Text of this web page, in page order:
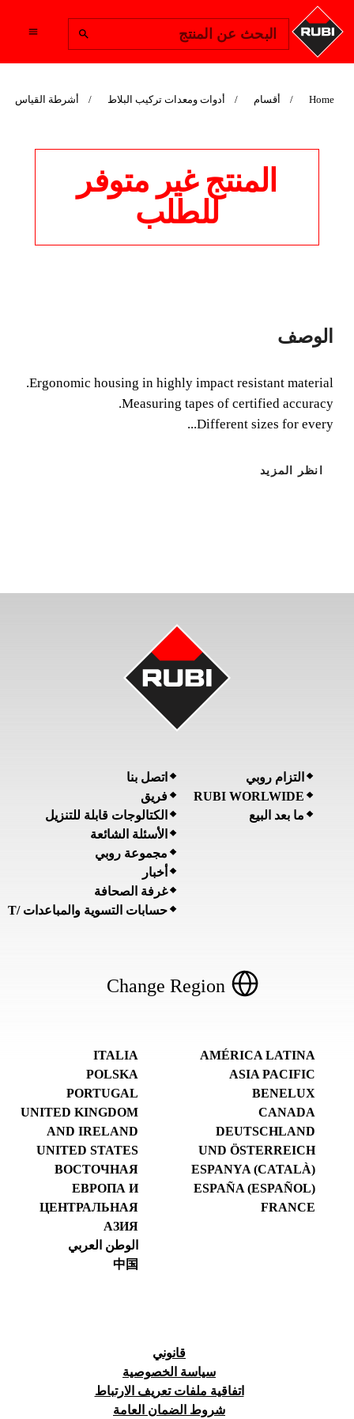
البحث عن المنتج
Home أقسام أدوات ومعدات تركيب البلاط أشرطة القياس
المنتج غير متوفر
للطلب
ANTICHOC
MEASURING TAPES
Ergonomic housing in highly impact resistant material.
Measuring tapes of certified accuracy. Different sizes for
every need.
الوصف
Ergonomic housing in highly impact resistant material.
Measuring tapes of certified accuracy.
Different sizes for every...
انظر المزيد
التزام روبي
RUBI WORLWIDE
ما بعد البيع
اتصل بنا
فريق
الكتالوجات قابلة للتنزيل
الأسئلة الشائعة
مجموعة روبي
أخبار
غرفة الصحافة
حسابات التسوية والمباعدات /T
Change Region
AMÉRICA LATINA
ASIA PACIFIC
BENELUX
CANADA
DEUTSCHLAND
UND ÖSTERREICH
ESPANYA (CATALÀ)
ESPAÑA (ESPAÑOL)
FRANCE
ITALIA
POLSKA
PORTUGAL
UNITED KINGDOM
AND IRELAND
UNITED STATES
ВОСТОЧНАЯ
ЕВРОПА И
ЦЕНТРАЛЬНАЯ
АЗИЯ
الوطن العربي
中国
قانوني
سياسة الخصوصية
اتفاقية ملفات تعريف الارتباط
شروط الضمان العامة